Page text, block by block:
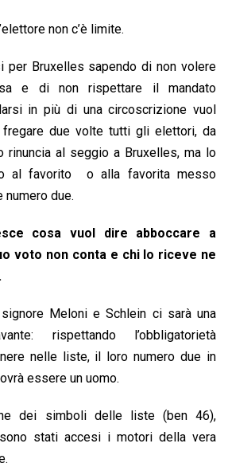
non c’è limite.
per Bruxelles sapendo di non volere
e di non rispettare il mandato
in più di una circoscrizione vuol
due volte tutti gli elettori, da
rinuncia al seggio a Bruxelles, ma lo
al favorito o alla favorita messo
due.
cosa vuol dire abboccare a
voto non conta e chi lo riceve ne
Meloni e Schlein ci sarà una
rispettando l’obbligatorietà
nelle liste, il loro numero due in
essere un uomo.
dei simboli delle liste (ben 46),
stati accesi i motori della vera